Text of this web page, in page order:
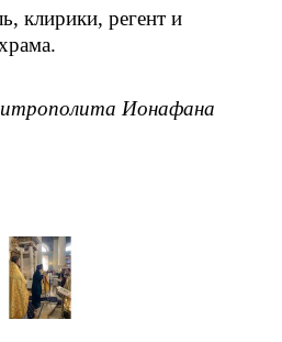
клирики, регент и
Ионафана